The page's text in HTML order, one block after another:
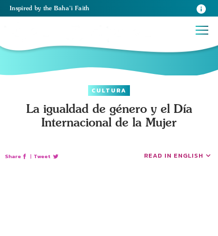
Inspired by the Baha’i Faith
CULTURA
La igualdad de género y el Día
Internacional de la Mujer
Share | Tweet READ IN ENGLISH